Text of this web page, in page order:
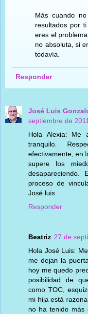
Más cuando
resultados por
eres el
no absoluta, si
todavía.
Responder
José Luis
septiembre de
Hola Alexia: Me
tranquilo.
efectivamente, en
supere los
proceso de
José luis
Responder
Beatriz 27 de
Hola José Luis:
me dejan la
hoy me quedo
posibilidad de
como TOC,
mi hija está
no ha tenido más